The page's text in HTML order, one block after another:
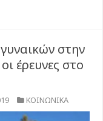
στην
έρευνες στο
ΚΟΙΝΩΝΙΚΑ